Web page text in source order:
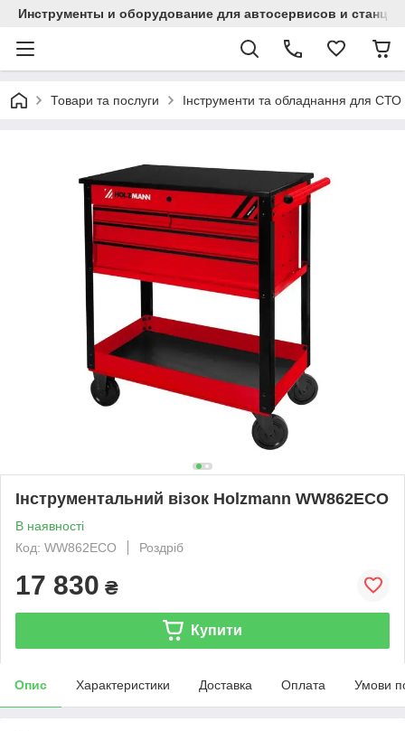
Инструменты и оборудование для автосервисов и
Товари та послуги Інструменти та обладнання для СТО
Інструментальний візок Holzmann WW862ECO
В наявності
Код: WW862ECO
Роздріб
17 830 ₴
Купити
Опис Характеристики Доставка Оплата Умови